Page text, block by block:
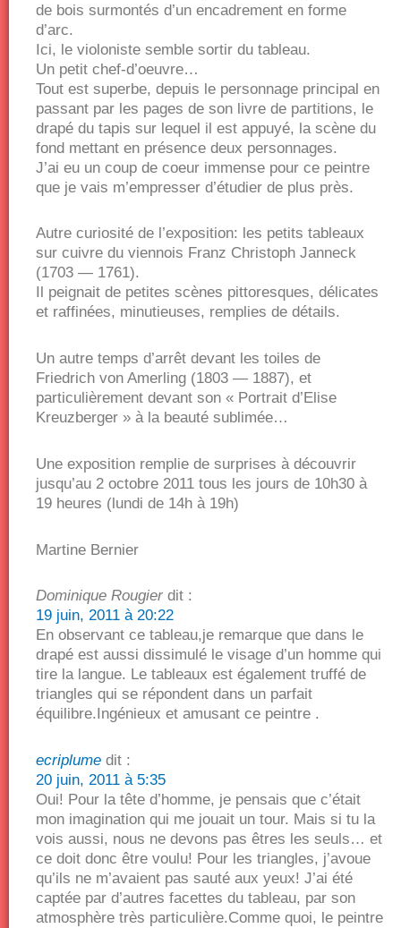
de bois surmontés d’un encadrement en forme
d’arc.
Ici, le violoniste semble sortir du tableau.
Un petit chef-d’oeuvre…
Tout est superbe, depuis le personnage principal en
passant par les pages de son livre de partitions, le
drapé du tapis sur lequel il est appuyé, la scène du
fond mettant en présence deux personnages.
J’ai eu un coup de coeur immense pour ce peintre
que je vais m’empresser d’étudier de plus près.
Autre curiosité de l’exposition: les petits tableaux
sur cuivre du viennois Franz Christoph Janneck
(1703 — 1761).
Il peignait de petites scènes pittoresques, délicates
et raffinées, minutieuses, remplies de détails.
Un autre temps d’arrêt devant les toiles de
Friedrich von Amerling (1803 — 1887), et
particulièrement devant son « Portrait d’Elise
Kreuzberger » à la beauté sublimée…
Une exposition remplie de surprises à découvrir
jusqu’au 2 octobre 2011 tous les jours de 10h30 à
19 heures (lundi de 14h à 19h)
Martine Bernier
Dominique Rougier dit :
19 juin, 2011 à 20:22
En observant ce tableau,je remarque que dans le
drapé est aussi dissimulé le visage d’un homme qui
tire la langue. Le tableaux est également truffé de
triangles qui se répondent dans un parfait
équilibre.Ingénieux et amusant ce peintre .
ecriplume dit :
20 juin, 2011 à 5:35
Oui! Pour la tête d’homme, je pensais que c’était
mon imagination qui me jouait un tour. Mais si tu la
vois aussi, nous ne devons pas êtres les seuls… et
ce doit donc être voulu! Pour les triangles, j’avoue
qu’ils ne m’avaient pas sauté aux yeux! J’ai été
captée par d’autres facettes du tableau, par son
atmosphère très particulière.Comme quoi, le peintre